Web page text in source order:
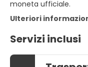
Ulteriori
Servizi inclusi